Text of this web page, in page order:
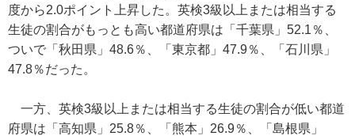
度から2.0ポイント上昇した。英検3級以上または相当する
生徒の割合がもっとも高い都道府県は「千葉県」52.1％、
ついで「秋田県」48.6％、「東京都」47.9％、「石川県」
47.8％だった。
一方、英検3級以上または相当する生徒の割合が低い都道
府県は「高知県」25.8％、「熊本」26.9％、「島根県」